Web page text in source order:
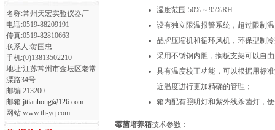
名称:常州天宏实验仪器厂
电话:0519-88209191
传真:0519-82810663
联系人:贺国忠
手机:(0)13813502210
地址:江苏常州市金坛区老常
溧路34号
邮编:213200
邮箱:jttianhong@126.com
网站:www.th-yq.com
湿度范围 50%～95%RH.
设有独立限温报警系统，超过限制
品牌压缩机和循环风机，环保型制
采用不锈钢内胆，搁板支架可以自
具有温度校正功能，可以根据用标
近温度进行更加精确的管理；
箱内配有照明灯和紫外线杀菌灯，
霉菌培养箱技术参数：